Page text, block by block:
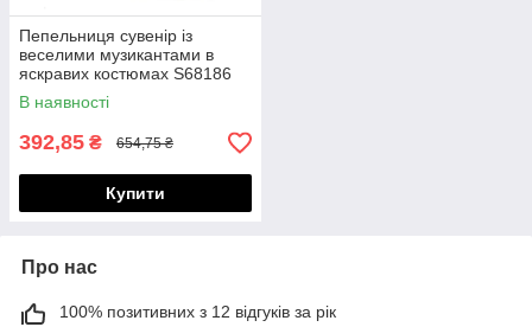
Пепельниця сувенір із
веселими музикантами в
яскравих костюмах S68186
В наявності
392,85 ₴ 654,75 ₴
Купити
Про нас
100% позитивних з 12 відгуків за рік